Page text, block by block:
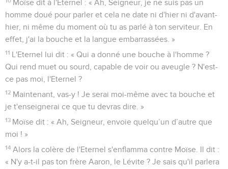
Moïse dit à l'Eternel : « Ah, Seigneur, je ne suis pas un
homme doué pour parler et cela ne date ni d'hier ni d'avant-
hier, ni même du moment où tu as parlé à ton serviteur. En
effet, j'ai la bouche et la langue embarrassées. »
11 L'Eternel lui dit : « Qui a donné une bouche à l'homme ?
Qui rend muet ou sourd, capable de voir ou aveugle ? N'est-
ce pas moi, l'Eternel ?
12 Maintenant, vas-y ! Je serai moi-même avec ta bouche et
je t'enseignerai ce que tu devras dire. »
13 Moïse dit : « Ah, Seigneur, envoie quelqu’un d’autre que
moi ! »
14 Alors la colère de l'Eternel s'enflamma contre Moïse. Il dit :
« N'y a-t-il pas ton frère Aaron, le Lévite ? Je sais qu'il parlera